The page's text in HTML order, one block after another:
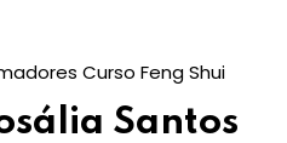
Curso Feng Shui
Santos